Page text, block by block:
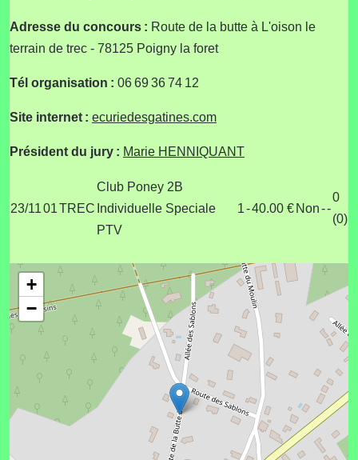
Adresse du concours : Route de la butte à L'oison le
terrain de trec - 78125 Poigny la foret
Tél organisation : 06 69 36 74 12
Site internet : ecuriedesgatines.com
Président du jury : Marie HENNIQUANT
23/1101TREC
Club Poney 2B
Individuelle Speciale
PTV
1-40.00 € Non--
0
(0)
+
−